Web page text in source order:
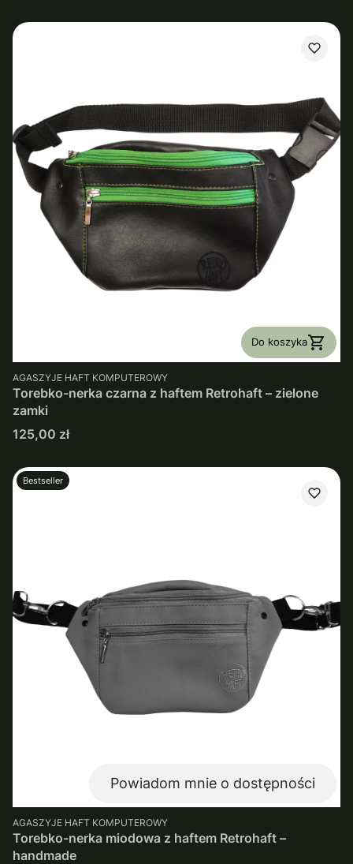
Do koszyka
PRODUCENT
AGASZYJE HAFT KOMPUTEROWY
Torebko-nerka czarna z haftem Retrohaft – zielone
zamki
Cena
125,00 zł
Bestseller
Powiadom mnie o dostępności
PRODUCENT
AGASZYJE HAFT KOMPUTEROWY
Torebko-nerka miodowa z haftem Retrohaft –
handmade